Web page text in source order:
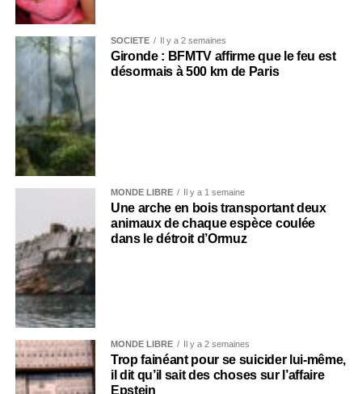
SOCIÉTÉ Il y a 2 semaines
Gironde : BFMTV affirme que le feu est
désormais à 500 km de Paris
MONDE LIBRE Il y a 1 semaine
Une arche en bois transportant deux
animaux de chaque espèce coulée
dans le détroit d’Ormuz
MONDE LIBRE Il y a 2 semaines
Trop fainéant pour se suicider lui-même,
il dit qu’il sait des choses sur l’affaire
Epstein